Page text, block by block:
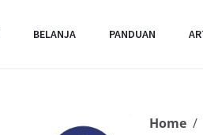
BELANJA PANDUAN
Home